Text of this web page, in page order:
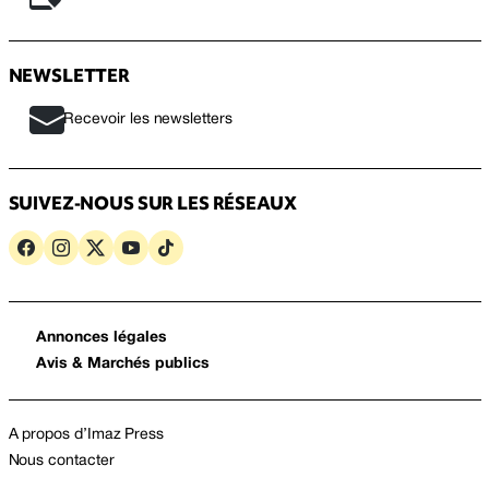
NEWSLETTER
Recevoir les newsletters
SUIVEZ-NOUS SUR LES RÉSEAUX
Annonces légales
Avis & Marchés publics
A propos d’Imaz Press
Nous contacter